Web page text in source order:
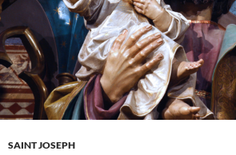
SAINT JOSEPH